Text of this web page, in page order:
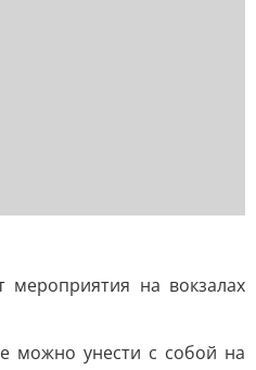
на вокзалах
можно унести с собой на